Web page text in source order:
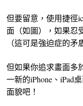
但要留意，使用捷徑
面（如圖），如果忍
（這可是強迫症的矛
但如果你追求畫面多
一新的iPhone、iPad
面貌吧！